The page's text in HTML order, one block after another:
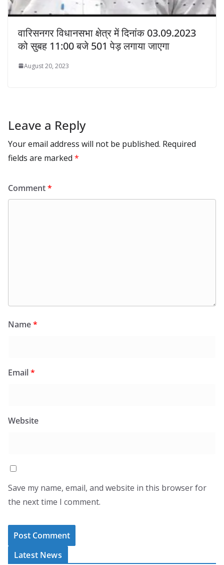
वारिसनगर विधानसभा क्षेत्र में दिनांक 03.09.2023
को सुबह 11:00 बजे 501 पेड़ लगाया जाएगा
August 20, 2023
Leave a Reply
Your email address will not be published. Required
fields are marked *
Comment*
Name*
Email*
Website
Save my name, email, and website in this browser for
the next time I comment.
Latest News